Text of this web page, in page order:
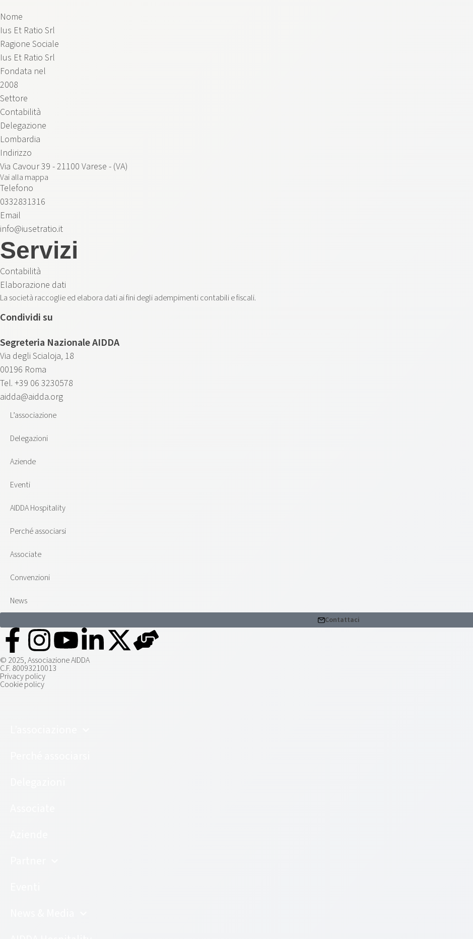
Nome
Ius Et Ratio Srl
Ragione Sociale
Ius Et Ratio Srl
Fondata nel
2008
Settore
Contabilità
Delegazione
Lombardia
Indirizzo
Via Cavour 39 - 21100 Varese - (VA)
Vai alla mappa
Telefono
0332831316
Email
info@iusetratio.it
Servizi
Contabilità
Elaborazione dati
La società raccoglie ed elabora dati ai fini degli adempimenti contabili e fiscali.
Condividi su
Segreteria Nazionale AIDDA
Via degli Scialoja, 18
00196 Roma
Tel. +39 06 3230578
aidda@aidda.org
L’associazione
Delegazioni
Aziende
Eventi
AIDDA Hospitality
Perché associarsi
Associate
Convenzioni
News
Contattaci
© 2025, Associazione AIDDA
C.F. 80093210013
Privacy policy
Cookie policy